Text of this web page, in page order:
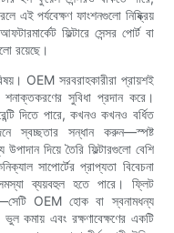
এই পর্যবেক্ষণ ফাংশনগুলো নিষ্ক্রিয়
ফিল্টারে সেন্সর পোর্ট বা
রয়েছে।
OEM সরবরাহকারীরা প্রায়শই
শনাক্তকরণের সুবিধা প্রদান করে।
দিতে পারে, কখনও কখনও বর্ধিত
স্বচ্ছতার সন্ধান করুন—স্পষ্ট
দিয়ে তৈরি ফিল্টারগুলো বেশি
সাপোর্টের প্রাপ্যতা বিবেচনা
ব্যয়বহুল হতে পারে। ফ্লিট
OEM হোক বা স্বনামধন্য
কমায় এবং রক্ষণাবেক্ষণের একটি